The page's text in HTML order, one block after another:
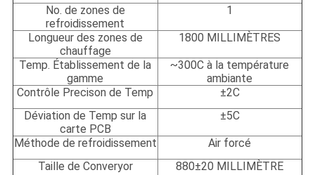
No. de zones de
refroidissement
1
Longueur des zones de
chauffage
1800 MILLIMÈTRES
Temp. Établissement de la
gamme
~300C à la température
ambiante
Contrôle Precison de Temp
±2C
Déviation de Temp sur la
carte PCB
±5C
Méthode de refroidissement
Air forcé
Taille de Converyor
880±20 MILLIMÈTRE